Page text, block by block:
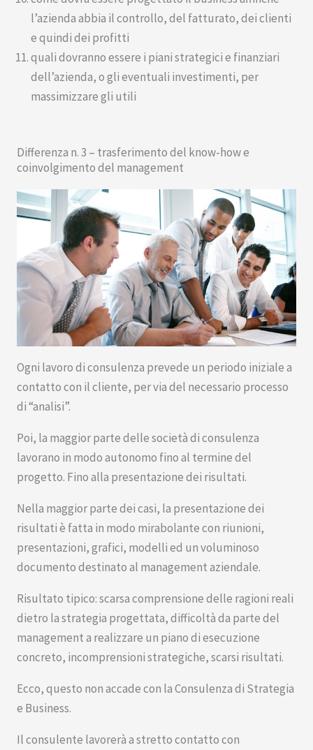
l’azienda abbia il controllo, del fatturato, dei clienti
e quindi dei profitti
quali dovranno essere i piani strategici e finanziari
dell’azienda, o gli eventuali investimenti, per
massimizzare gli utili
Differenza n. 3 – trasferimento del know-how e
coinvolgimento del management
Ogni lavoro di consulenza prevede un periodo iniziale a
contatto con il cliente, per via del necessario processo
di “analisi”.
Poi, la maggior parte delle società di consulenza
lavorano in modo autonomo fino al termine del
progetto. Fino alla presentazione dei risultati.
Nella maggior parte dei casi, la presentazione dei
risultati è fatta in modo mirabolante con riunioni,
presentazioni, grafici, modelli ed un voluminoso
documento destinato al management aziendale.
Risultato tipico: scarsa comprensione delle ragioni reali
dietro la strategia progettata, difficoltà da parte del
management a realizzare un piano di esecuzione
concreto, incomprensioni strategiche, scarsi risultati.
Ecco, questo non accade con la Consulenza di Strategia
e Business.
Il consulente lavorerà a stretto contatto con